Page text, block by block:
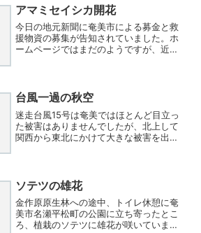
アマミセイシカ開花
今日の地元新聞に奄美市による募金と救
援物資の募集が告知されていました。ホ
ームページではまだのようですが、近日
シマ巡り2011-1 ...
台風一過の秋空
迷走台風15号は奄美ではほとんど目立っ
た被害はありませんでしたが、北上して
関西から東北にかけて大きな被害を出し
と抜けて秋、といった...
ソテツの雄花
金作原原生林への途中、トイレ休憩に奄
美市名瀬平松町の公園に立ち寄ったとこ
ろ、植栽のソテツに雄花が咲いていまし